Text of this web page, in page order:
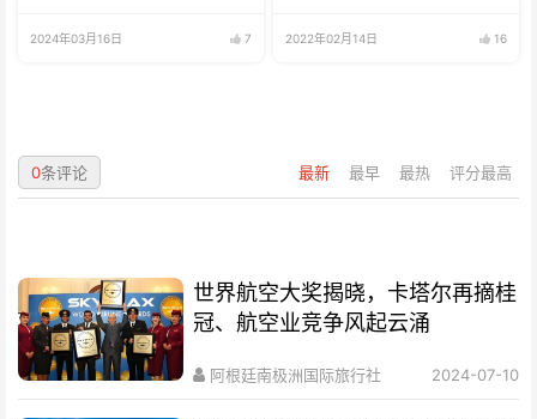
2024年03月16日 7 2022年02月14日 16
最新 最早 最热 评分最高
0条评论
世界航空大奖揭晓，卡塔尔再摘桂
冠、航空业竞争风起云涌
阿根廷南极洲国际旅行社 2024-07-10